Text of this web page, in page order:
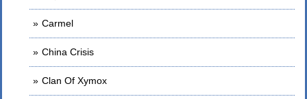
Carmel
China Crisis
Clan Of Xymox